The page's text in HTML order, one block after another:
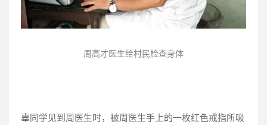
周高才医生给村民检查身体
辜同学见到周医生时，被周医生手上的一枚红色戒指所吸